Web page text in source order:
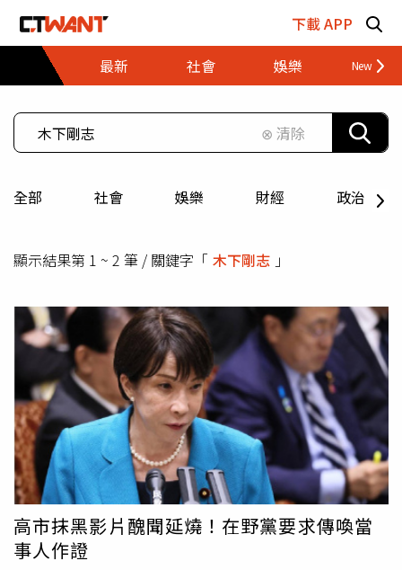
下載 APP
最新
社會 娛樂 財經
⊗ 清除
全部 社會 娛樂 財經 政治
顯示結果第 1 ~ 2 筆 / 關鍵字「 木下剛志 」
高市抹黑影片醜聞延燒！在野黨要求傳喚當
事人作證